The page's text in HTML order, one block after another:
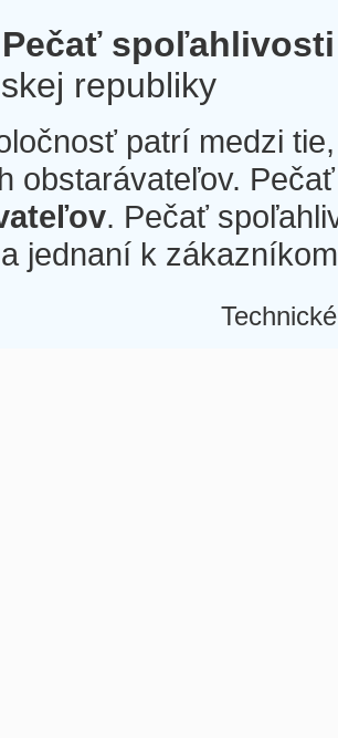
Pečať spoľahlivosti
republiky
patrí medzi
obstarávateľov.
. Pečať
jednaní k